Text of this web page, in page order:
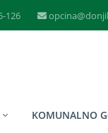
126
KOMUNALNO